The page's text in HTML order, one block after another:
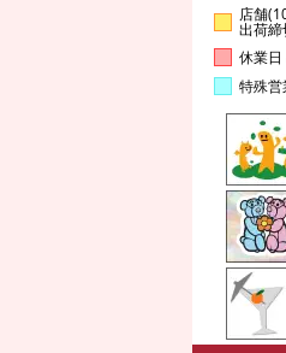
店舗
出荷
休業日
特殊営